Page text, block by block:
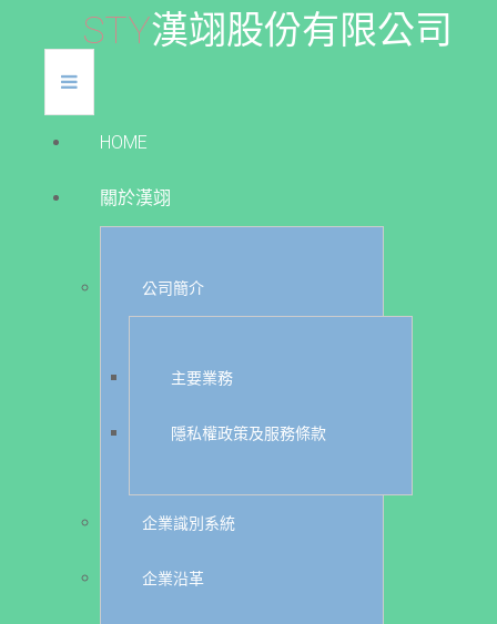
STY漢翊股份有限公司
HOME
關於漢翊
公司簡介
主要業務
隱私權政策及服務條款
企業識別系統
企業沿革